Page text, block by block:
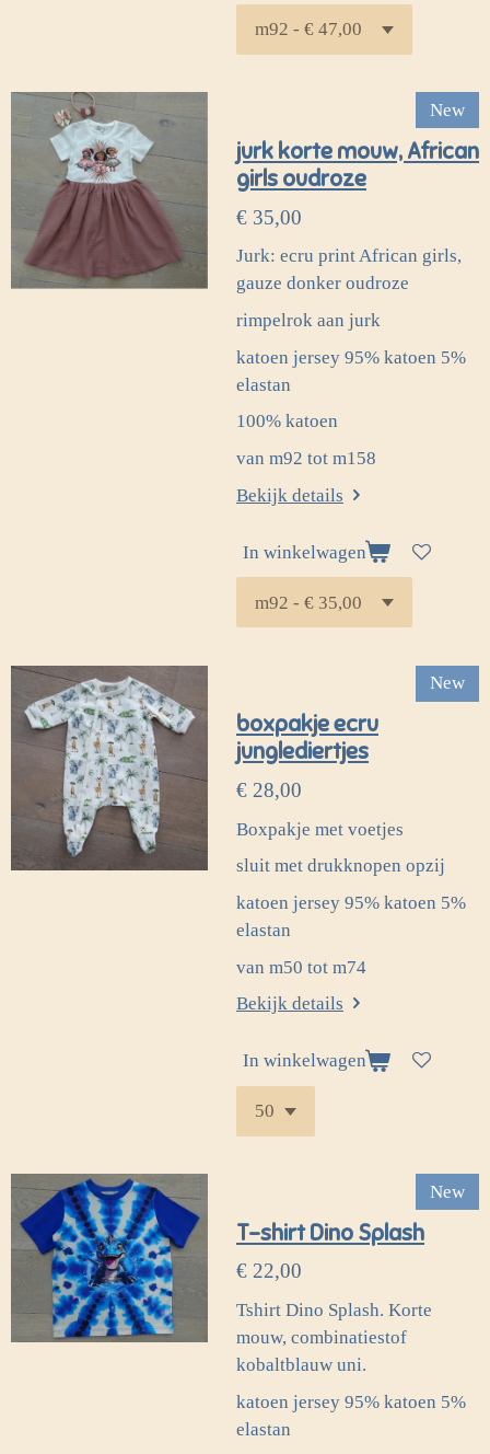
New
jurk korte mouw, African
girls oudroze
€ 35,00
Jurk: ecru print African girls,
gauze donker oudroze
rimpelrok aan jurk
katoen jersey 95% katoen 5%
elastan
100% katoen
van m92 tot m158
Bekijk details
In winkelwagen
New
boxpakje ecru
junglediertjes
€ 28,00
Boxpakje met voetjes
sluit met drukknopen opzij
katoen jersey 95% katoen 5%
elastan
van m50 tot m74
Bekijk details
In winkelwagen
New
T-shirt Dino Splash
€ 22,00
Tshirt Dino Splash. Korte
mouw, combinatiestof
kobaltblauw uni.
katoen jersey 95% katoen 5%
elastan